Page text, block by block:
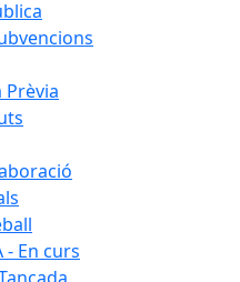
Prèvia
- En curs